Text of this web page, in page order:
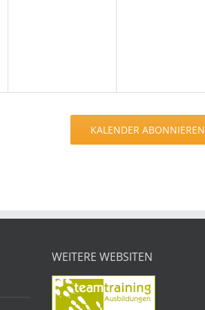
KALENDER ABONNIEREN
WEITERE WEBSITEN